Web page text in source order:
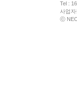
Tel :
사업
ⓒ